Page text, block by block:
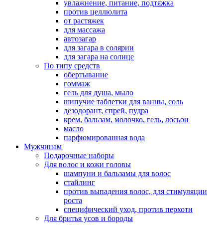
увлажнение, питание, подтяжка
против целлюлита
от растяжек
для массажа
автозагар
для загара в солярии
для загара на солнце
По типу средств
обертывание
гоммаж
гель для душа, мыло
шипучие таблетки для ванны, соль
дезодорант, спрей, пудра
крем, бальзам, молочко, гель, лосьон
масло
парфюмированная вода
Мужчинам
Подарочные наборы
Для волос и кожи головы
шампуни и бальзамы для волос
стайлинг
против выпадения волос, для стимуляции
роста
специфический уход, против перхоти
Для бритья усов и бороды